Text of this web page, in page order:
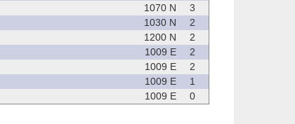
1070 N
3
1030 N
2
1200 N
2
1009 E
2
1009 E
2
1009 E
1
1009 E 0